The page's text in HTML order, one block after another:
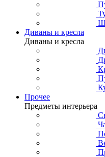
Диваны и кресла
Диваны и кресла
Прочее
Предметы интерьера